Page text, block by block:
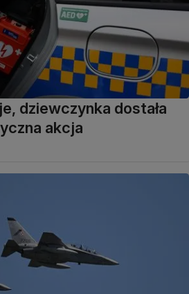
dziewczynka dostała
akcja